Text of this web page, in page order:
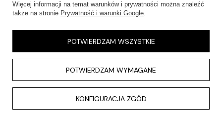
Więcej informacji na temat warunków i prywatności można znaleźć
także na stronie Prywatność i warunki Google.
POTWIERDZAM WYMAGANE
KONFIGURACJA ZGÓD
POTWIERDZAM WSZYSTKIE